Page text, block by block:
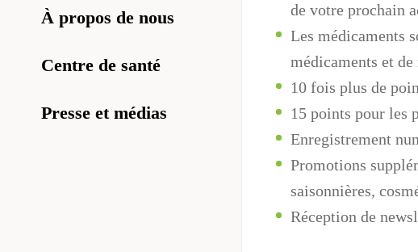
À propos de nous
Centre de santé
Presse et médias
de votre prochain
Les médicaments
médicaments et
10 fois plus de
15 points pour les
Enregistrement
Promotions
saisonnières,
Réception de